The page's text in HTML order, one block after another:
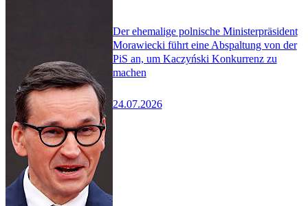
Der ehemalige polnische Ministerpräsident
Morawiecki führt eine Abspaltung von der
PiS an, um Kaczyński Konkurrenz zu
machen
24.07.2026